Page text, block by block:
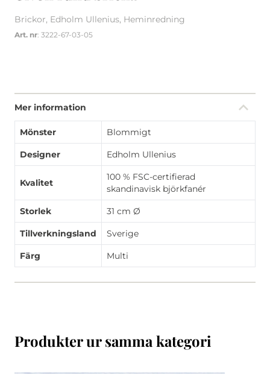
Brickor, Edholm Ullenius, Heminredning
Art. nr: 3222-67-03-05
Mer information
Mönster Blommigt
Designer Edholm Ullenius
Kvalitet
100 % FSC-certifierad
skandinavisk björkfanér
Storlek 31 cm Ø
Tillverkningsland Sverige
Färg Multi
Produkter ur samma kategori